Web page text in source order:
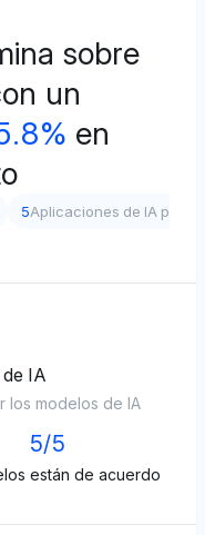
sobre
un
en
5Aplicaciones de IA
IA
los modelos de IA
5/5
están de acuerdo